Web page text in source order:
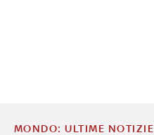
MONDO: ULTIME NOTIZIE